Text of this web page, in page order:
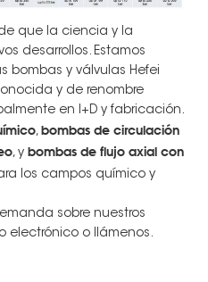
que la ciencia y la
desarrollos. Estamos
bombas y válvulas Hefei
y de renombre
en I+D y fabricación.
, bombas de circulación
, y bombas de flujo axial con
los campos químico y
sobre nuestros
electrónico o llámenos.